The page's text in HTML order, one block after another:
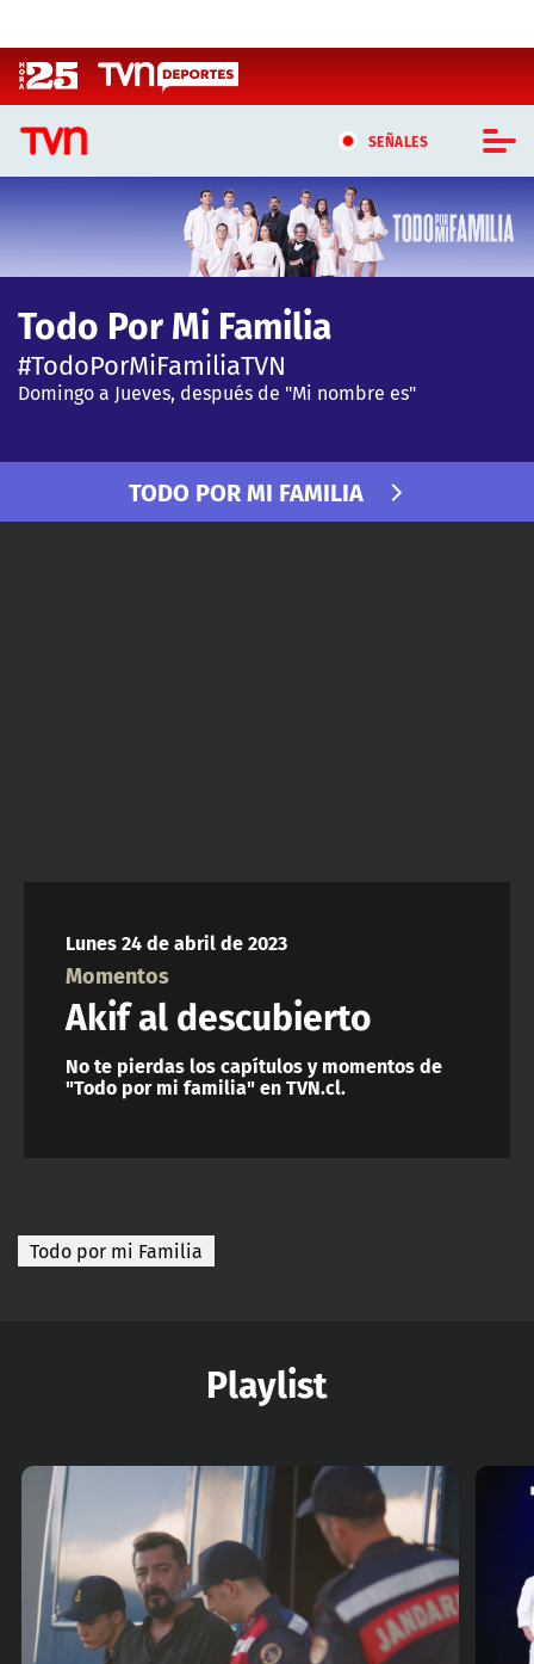
SEÑALES
CASTING MASTERCHEF CHILE
CASTING TVN VERTICAL
TVN VERTICAL
TVN PLAY
TELESERIES
Todo Por Mi Familia
#TodoPorMiFamiliaTVN
Domingo a Jueves, después de "Mi nombre es"
TODO POR MI FAMILIA
Lunes 24 de abril de 2023
Momentos
Akif al descubierto
No te pierdas los capítulos y momentos de
"Todo por mi familia" en TVN.cl.
Todo por mi Familia
Playlist